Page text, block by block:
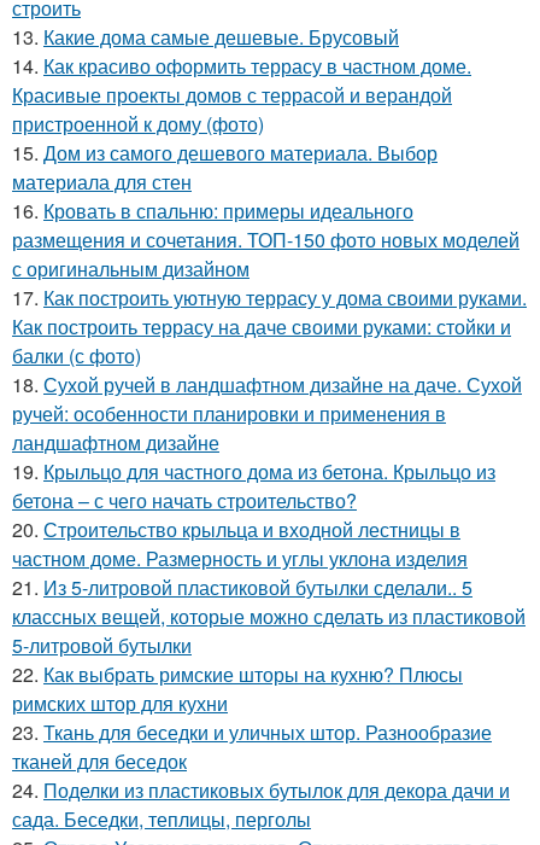
строить
13. Какие дома самые дешевые. Брусовый
14. Как красиво оформить террасу в частном доме.
Красивые проекты домов с террасой и верандой
пристроенной к дому (фото)
15. Дом из самого дешевого материала. Выбор
материала для стен
16. Кровать в спальню: примеры идеального
размещения и сочетания. ТОП-150 фото новых моделей
с оригинальным дизайном
17. Как построить уютную террасу у дома своими руками.
Как построить террасу на даче своими руками: стойки и
балки (с фото)
18. Сухой ручей в ландшафтном дизайне на даче. Сухой
ручей: особенности планировки и применения в
ландшафтном дизайне
19. Крыльцо для частного дома из бетона. Крыльцо из
бетона – с чего начать строительство?
20. Строительство крыльца и входной лестницы в
частном доме. Размерность и углы уклона изделия
21. Из 5-литровой пластиковой бутылки сделали.. 5
классных вещей, которые можно сделать из пластиковой
5-литровой бутылки
22. Как выбрать римские шторы на кухню? Плюсы
римских штор для кухни
23. Ткань для беседки и уличных штор. Разнообразие
тканей для беседок
24. Поделки из пластиковых бутылок для декора дачи и
сада. Беседки, теплицы, перголы